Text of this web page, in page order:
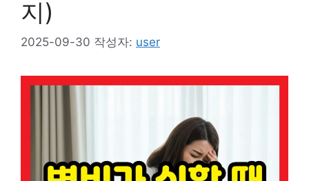
지)
2025-09-30 작성자: user